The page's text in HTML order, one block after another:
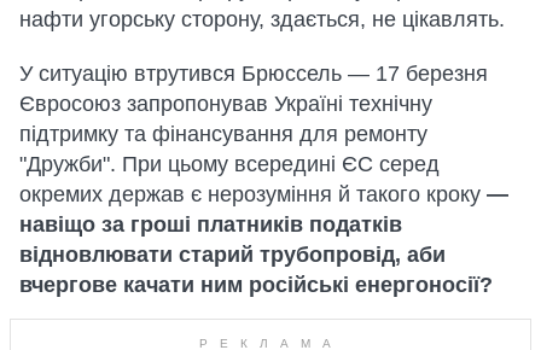
нафти угорську сторону, здається, не цікавлять.
У ситуацію втрутився Брюссель — 17 березня
Євросоюз запропонував Україні технічну
підтримку та фінансування для ремонту
"Дружби". При цьому всередині ЄС серед
окремих держав є нерозуміння й такого кроку —
навіщо за гроші платників податків
відновлювати старий трубопровід, аби
вчергове качати ним російські енергоносії?